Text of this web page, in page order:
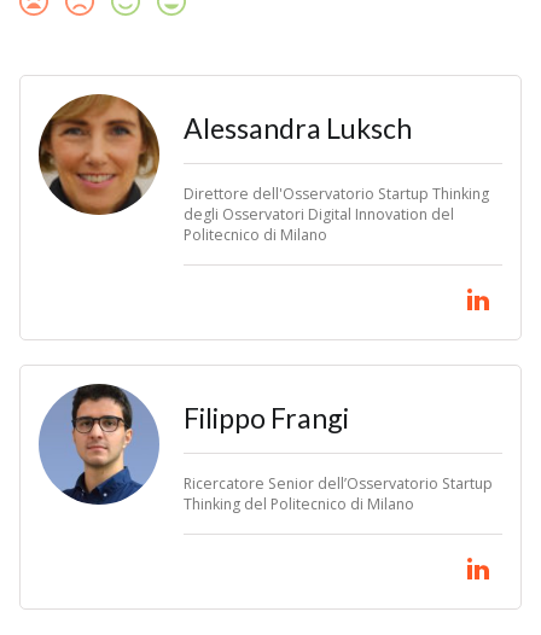
Alessandra Luksch
Direttore dell'Osservatorio Startup Thinking
degli Osservatori Digital Innovation del
Politecnico di Milano
Filippo Frangi
Ricercatore Senior dell’Osservatorio Startup
Thinking del Politecnico di Milano